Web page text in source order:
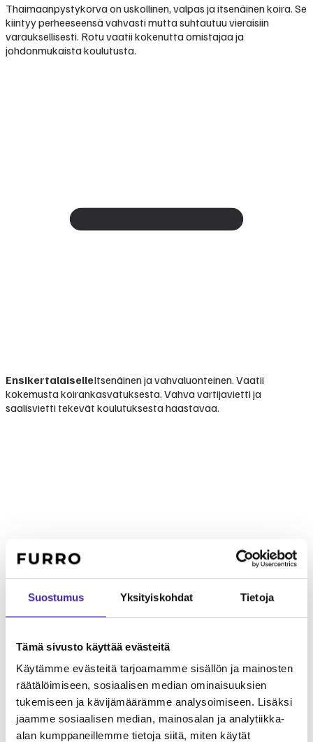
Suostumus Yksityiskohdat Tietoja
Tämä sivusto käyttää evästeitä
Käytämme evästeitä tarjoamamme sisällön ja mainosten
räätälöimiseen, sosiaalisen median ominaisuuksien
tukemiseen ja kävijämäärämme analysoimiseen. Lisäksi
jaamme sosiaalisen median, mainosalan ja analytiikka-
alan kumppaneillemme tietoja siitä, miten käytät
Thaimaanpystykorva on uskollinen, valpas ja itsenäinen koira. Se
kiintyy perheeseensä vahvasti mutta suhtautuu vieraisiin
varauksellisesti. Rotu vaatii kokenutta omistajaa ja
johdonmukaista koulutusta.
EnsikertalaiselleItsenäinen ja vahvaluonteinen. Vaatii
kokemusta koirankasvatuksesta. Vahva vartijavietti ja
saalisvietti tekevät koulutuksesta haastavaa.
LapsiperheelleUskollinen ja suojeleva perhettään kohtaan.